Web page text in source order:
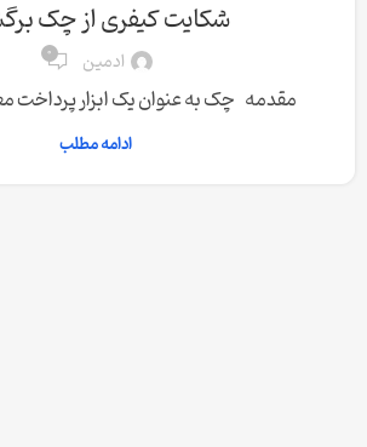
شکایت کیفری از چک
ادمین 0
مقدمه چک به عنوان یک ابزار پرداخت
ادامه مطلب